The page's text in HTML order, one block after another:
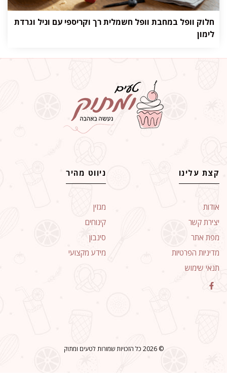
חלוק וופל במחבת וופל חשמלית רך וקריספי עם וניל וגרדת
לימון
קצת עלינו
אודות
יצירת קשר
מפת אתר
מדיניות הפרטיות
תנאי שימוש
ניווט מהיר
מגזין
קינוחים
סינבון
מידע מקצועי
© 2026 כל הזכויות שמורות לטעים ומתוק